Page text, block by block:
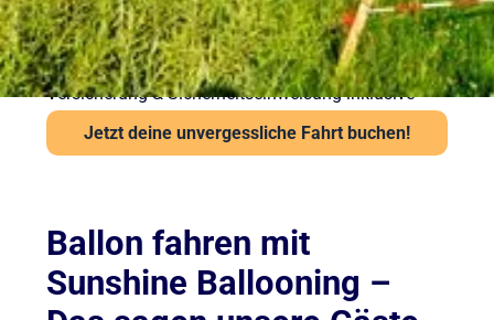
Kein besonderes Schuhwerk erforderlich, aber
festes empfohlen
Auch bei leichter Höhenangst problemlos möglich
Versicherung & Sicherheitseinweisung inklusive
Jetzt deine unvergessliche Fahrt buchen!
Ballon fahren mit
Sunshine Ballooning –